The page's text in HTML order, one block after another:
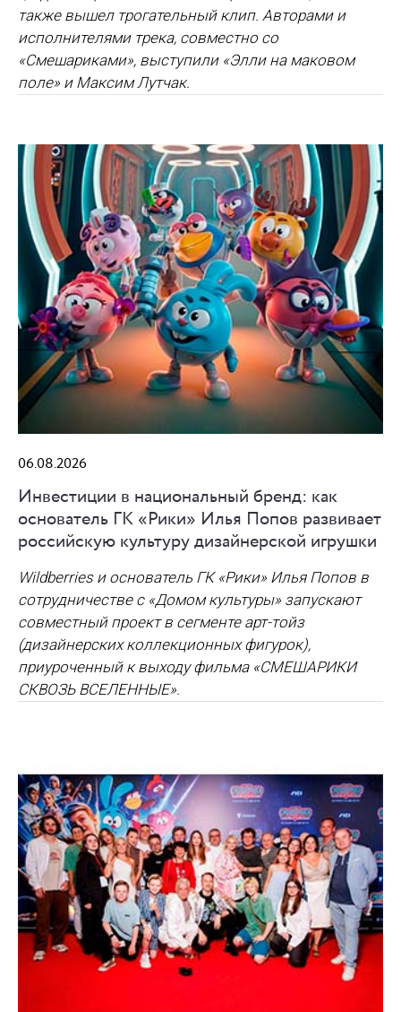
также вышел трогательный клип. Авторами и
исполнителями трека, совместно со
«Смешариками», выступили «Элли на маковом
поле» и Максим Лутчак.
06.08.2026
Инвестиции в национальный бренд: как
основатель ГК «Рики» Илья Попов развивает
российскую культуру дизайнерской игрушки
Wildberries и основатель ГК «Рики» Илья Попов в
сотрудничестве с «Домом культуры» запускают
совместный проект в сегменте арт-тойз
(дизайнерских коллекционных фигурок),
приуроченный к выходу фильма «СМЕШАРИКИ
СКВОЗЬ ВСЕЛЕННЫЕ».